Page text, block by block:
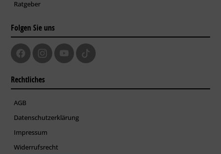
Ratgeber
Folgen Sie uns
Rechtliches
AGB
Datenschutzerklärung
Impressum
Widerrufsrecht